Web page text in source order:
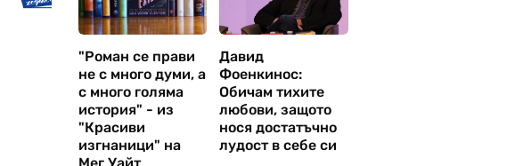
"Роман се прави
не с много думи, а
с много голяма
история" - из
"Красиви
изгнаници" на
Давид
Фоенкинос:
Обичам тихите
любови, защото
нося достатъчно
лудост в себе си